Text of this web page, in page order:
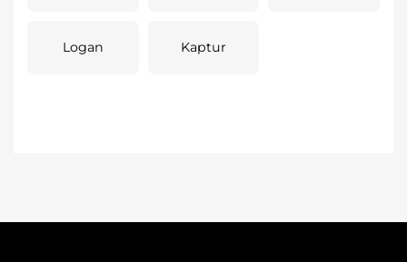
Logan Kaptur